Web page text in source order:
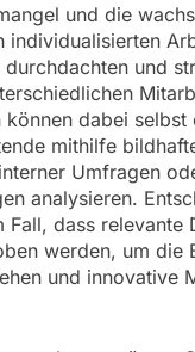
und die
individualisierten
und
können dabei selbst
mithilfe
Umfragen
analysieren.
Fall, dass relevante
werden, um die
und innovative